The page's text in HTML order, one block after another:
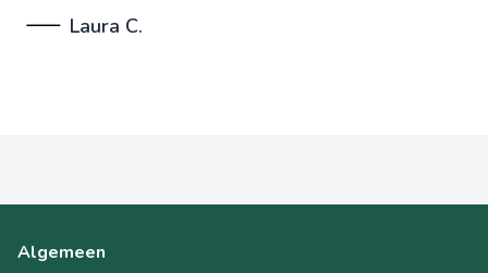
Laura C.
Algemeen